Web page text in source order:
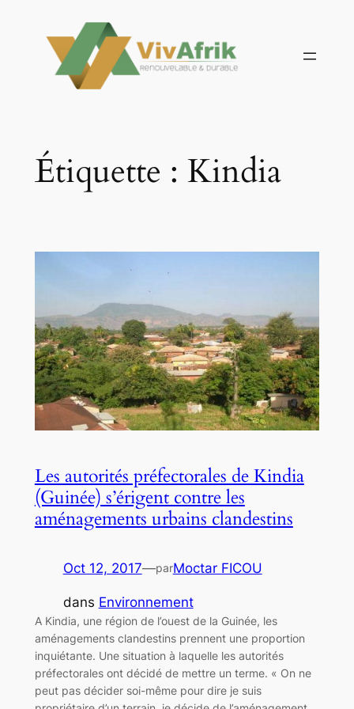
contenu
Étiquette : Kindia
Les autorités préfectorales de Kindia
(Guinée) s’érigent contre les
aménagements urbains clandestins
Oct 12, 2017—parMoctar FICOU
dans Environnement
A Kindia, une région de l’ouest de la Guinée, les
aménagements clandestins prennent une proportion
inquiétante. Une situation à laquelle les autorités
préfectorales ont décidé de mettre un terme. « On ne
peut pas décider soi-même pour dire je suis